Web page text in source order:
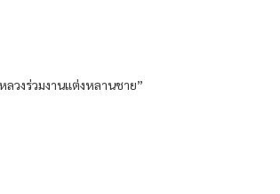
วงร่วมงานแต่งหลานชาย”